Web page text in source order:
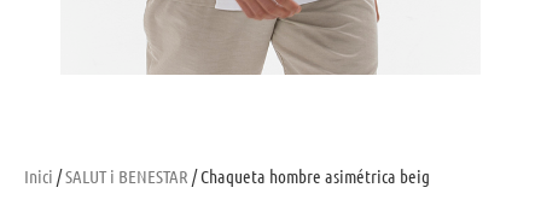
Inici /SALUT i BENESTAR / Chaqueta hombre asimétrica beig